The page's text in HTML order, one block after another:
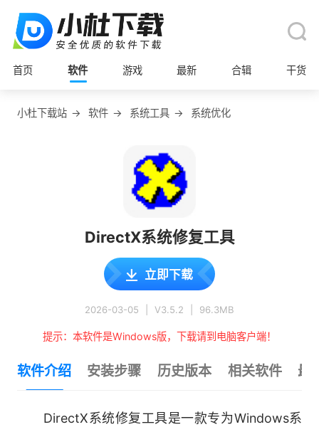
首页 软件 游戏 最新 合辑 干货
小杜下载站 → 软件 → 系统工具 → 系统优化
DirectX系统修复工具
立即下载
2026-03-05 V3.5.2 96.3MB
提示：本软件是Windows版，下载请到电脑客户端！
软件介绍 安装步骤 历史版本 相关软件 最
DirectX系统修复工具是一款专为Windows系